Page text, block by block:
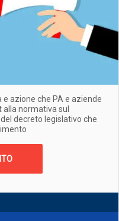
azione che PA e aziende
normativa sul
decreto legislativo che